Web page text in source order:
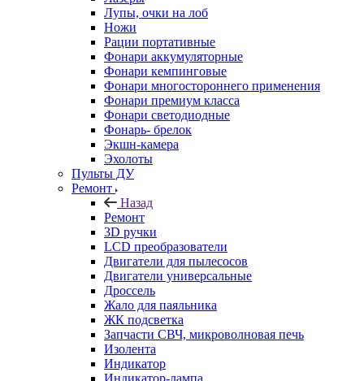
Лупы, очки на лоб
Ножи
Рации портативные
Фонари аккумуляторные
Фонари кемпинговые
Фонари многостороннего применения
Фонари премиум класса
Фонари светодиодные
Фонарь- брелок
Экшн-камера
Эхолоты
Пульты ДУ
Ремонт
Назад
Ремонт
3D ручки
LCD преобразователи
Двигатели для пылесосов
Двигатели универсальные
Дроссель
Жало для паяльника
ЖК подсветка
Запчасти СВЧ, микроволновая печь
Изолента
Индикатор
Индикатор-лампа